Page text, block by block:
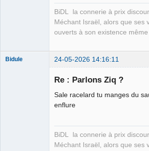
BiDL la connerie à prix
Méchant Israël, alors que ses
ouverts à son existence même
Bidule 24-05-2026 14:16:11
Re : Parlons Ziq ?
Sale racelard tu manges du
enflure
BiDL la connerie à prix
Méchant Israël, alors que ses